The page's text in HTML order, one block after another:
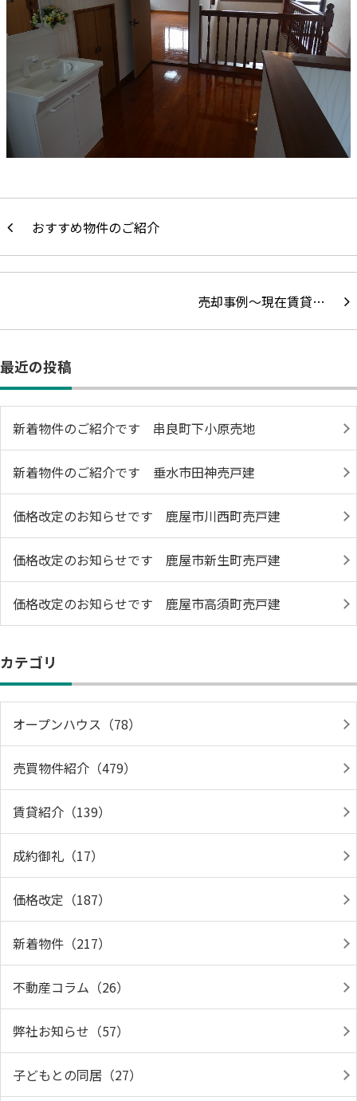
おすすめ物件のご紹介
売却事例～現在賃貸…
最近の投稿
新着物件のご紹介です 串良町下小原売地
新着物件のご紹介です 垂水市田神売戸建
価格改定のお知らせです 鹿屋市川西町売戸建
価格改定のお知らせです 鹿屋市新生町売戸建
価格改定のお知らせです 鹿屋市高須町売戸建
カテゴリ
オープンハウス（78）
売買物件紹介（479）
賃貸紹介（139）
成約御礼（17）
価格改定（187）
新着物件（217）
不動産コラム（26）
弊社お知らせ（57）
子どもとの同居（27）